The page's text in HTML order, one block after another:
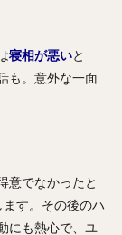
寝相が悪いと
も。意外な一面
意でなかったと
す。その後のハ
にも熱心で、ユ